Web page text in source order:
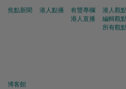
焦點新聞 港人點播
有聲專欄
港人直播
港人觀
編輯觀
所有觀
博客館